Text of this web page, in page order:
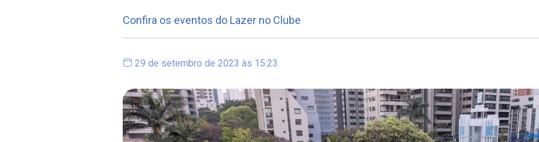
Confira os eventos do Lazer no Clube
29 de setembro de 2023 às 15:23